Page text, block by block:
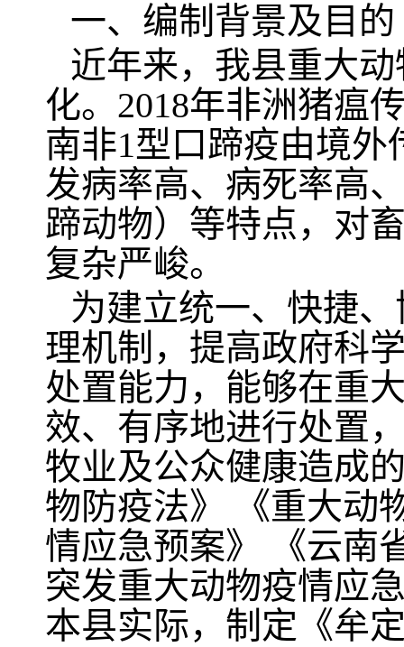
一、编制背景及目的
近年来，我县重大
化。2018年非洲猪瘟
南非1型口蹄疫由境
发病率高、病死率高
蹄动物）等特点，对
复杂严峻。
为建立统一、快捷
理机制，提高政府科
处置能力，能够在重
效、有序地进行处置
牧业及公众健康造成
物防疫法》 《重大动
情应急预案》 《云南
突发重大动物疫情应
本县实际，制定《牟